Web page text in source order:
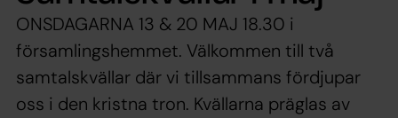
ONSDAGARNA 13 & 20 MAJ 18.30 i
församlingshemmet. Välkommen till två
samtalskvällar där vi tillsammans fördjupar
oss i den kristna tron. Kvällarna präglas av